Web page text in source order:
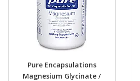
Pure Encapsulations
Magnesium Glycinate /